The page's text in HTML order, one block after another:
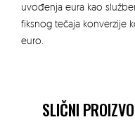
uvođenja eura kao
fiksnog tečaja konverzije
euro.
SLIČNI